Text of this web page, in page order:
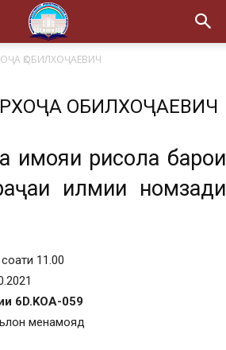
ҚОБИЛХОҶАЕВИЧ
ҚОБИЛХОҶАЕВИЧ
ҳимояи рисола барои
илмии номзади
11.00
6D.KOA-059
менамояд